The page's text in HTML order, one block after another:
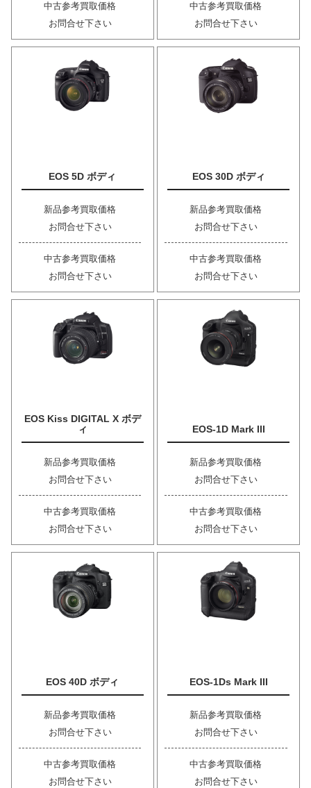
中古参考買取価格
お問合せ下さい
中古参考買取価格
お問合せ下さい
EOS 5D ボディ
新品参考買取価格
お問合せ下さい
中古参考買取価格
お問合せ下さい
EOS 30D ボディ
新品参考買取価格
お問合せ下さい
中古参考買取価格
お問合せ下さい
EOS Kiss DIGITAL X ボデ
ィ
新品参考買取価格
お問合せ下さい
中古参考買取価格
お問合せ下さい
EOS-1D Mark III
新品参考買取価格
お問合せ下さい
中古参考買取価格
お問合せ下さい
EOS 40D ボディ
新品参考買取価格
お問合せ下さい
中古参考買取価格
お問合せ下さい
EOS-1Ds Mark III
新品参考買取価格
お問合せ下さい
中古参考買取価格
お問合せ下さい